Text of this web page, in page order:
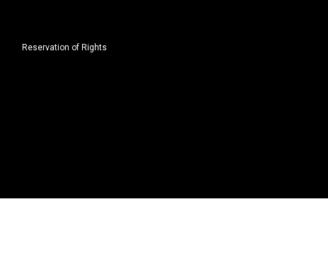
Reservation of Rights